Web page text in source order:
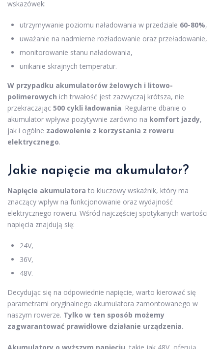
wskazówek:
utrzymywanie poziomu naładowania w przedziale 60-80%,
uważanie na nadmierne rozładowanie oraz przeładowanie,
monitorowanie stanu naładowania,
unikanie skrajnych temperatur.
W przypadku akumulatorów żelowych i litowo-
polimerowych ich trwałość jest zazwyczaj krótsza, nie
przekraczając 500 cykli ładowania. Regularne dbanie o
akumulator wpływa pozytywnie zarówno na komfort jazdy,
jak i ogólne zadowolenie z korzystania z roweru
elektrycznego.
Jakie napięcie ma akumulator?
Napięcie akumulatora to kluczowy wskaźnik, który ma
znaczący wpływ na funkcjonowanie oraz wydajność
elektrycznego roweru. Wśród najczęściej spotykanych wartości
napięcia znajdują się:
24V,
36V,
48V.
Decydując się na odpowiednie napięcie, warto kierować się
parametrami oryginalnego akumulatora zamontowanego w
naszym rowerze. Tylko w ten sposób możemy
zagwarantować prawidłowe działanie urządzenia.